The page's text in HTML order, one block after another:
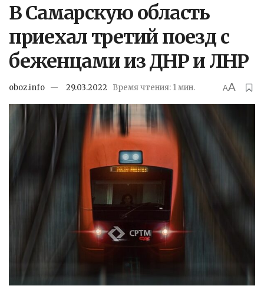
В Самарскую область
приехал третий поезд с
беженцами из ДНР и ЛНР
oboz.info 29.03.2022 Время чтения: 1 мин. AA